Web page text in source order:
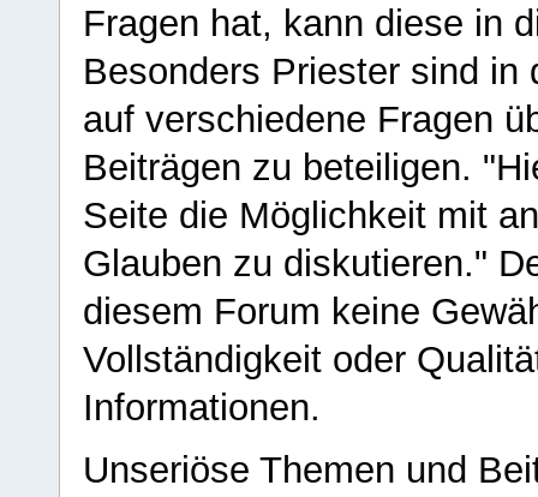
Fragen hat, kann diese in
Besonders Priester sind in
auf verschiedene Fragen
Beiträgen zu beteiligen.
Seite die Möglichkeit mit
Glauben zu diskutieren."
diesem Forum keine
Vollständigkeit oder
Informationen.
Unseriöse Themen und